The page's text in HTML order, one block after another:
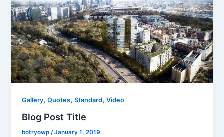
Gallery,Quotes,Standard,Video
Blog Post Title
botryowp/January 1, 2019